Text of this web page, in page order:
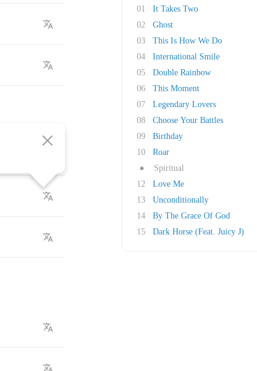
01
It Takes Two
02
Ghost
03
This Is How We Do
04
International Smile
05
Double Rainbow
06
This Moment
07
Legendary Lovers
08
Choose Your Battles
09
Birthday
10
Roar
●
Spiritual
12
Love Me
13
Unconditionally
14
By The Grace Of God
15
Dark Horse (Feat. Juicy J)